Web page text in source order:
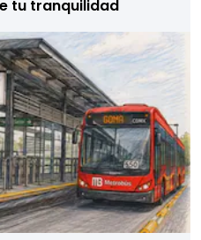
tu tranquilidad